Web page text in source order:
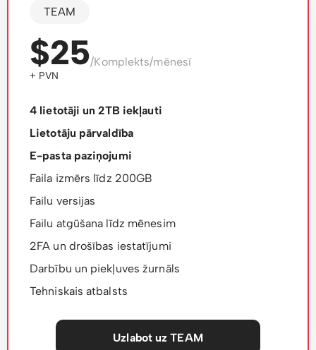
TEAM
$25/Komplekts/mēnesī
+ PVN
4 lietotāji un 2TB iekļauti
Lietotāju pārvaldība
E-pasta paziņojumi
Faila izmērs līdz 200GB
Failu versijas
Failu atgūšana līdz mēnesim
2FA un drošības iestatījumi
Darbību un piekļuves žurnāls
Tehniskais atbalsts
Uzlabot uz TEAM